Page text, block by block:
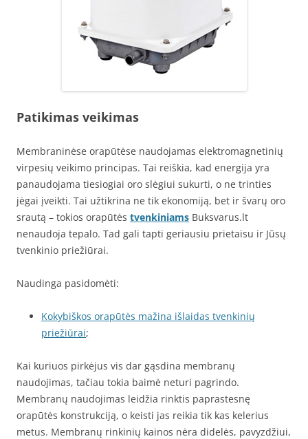
Patikimas veikimas
Membraninėse orapūtėse naudojamas elektromagnetinių
virpesių veikimo principas. Tai reiškia, kad energija yra
panaudojama tiesiogiai oro slėgiui sukurti, o ne trinties
jėgai įveikti. Tai užtikrina ne tik ekonomiją, bet ir švarų oro
srautą – tokios orapūtės tvenkiniams Buksvarus.lt
nenaudoja tepalo. Tad gali tapti geriausiu prietaisu ir Jūsų
tvenkinio priežiūrai.
Naudinga pasidomėti:
Kokybiškos orapūtės mažina išlaidas tvenkinių
priežiūrai;
Kai kuriuos pirkėjus vis dar gąsdina membranų
naudojimas, tačiau tokia baimė neturi pagrindo.
Membranų naudojimas leidžia rinktis paprastesnę
orapūtės konstrukciją, o keisti jas reikia tik kas kelerius
metus. Membranų rinkinių kainos nėra didelės, pavyzdžiui,